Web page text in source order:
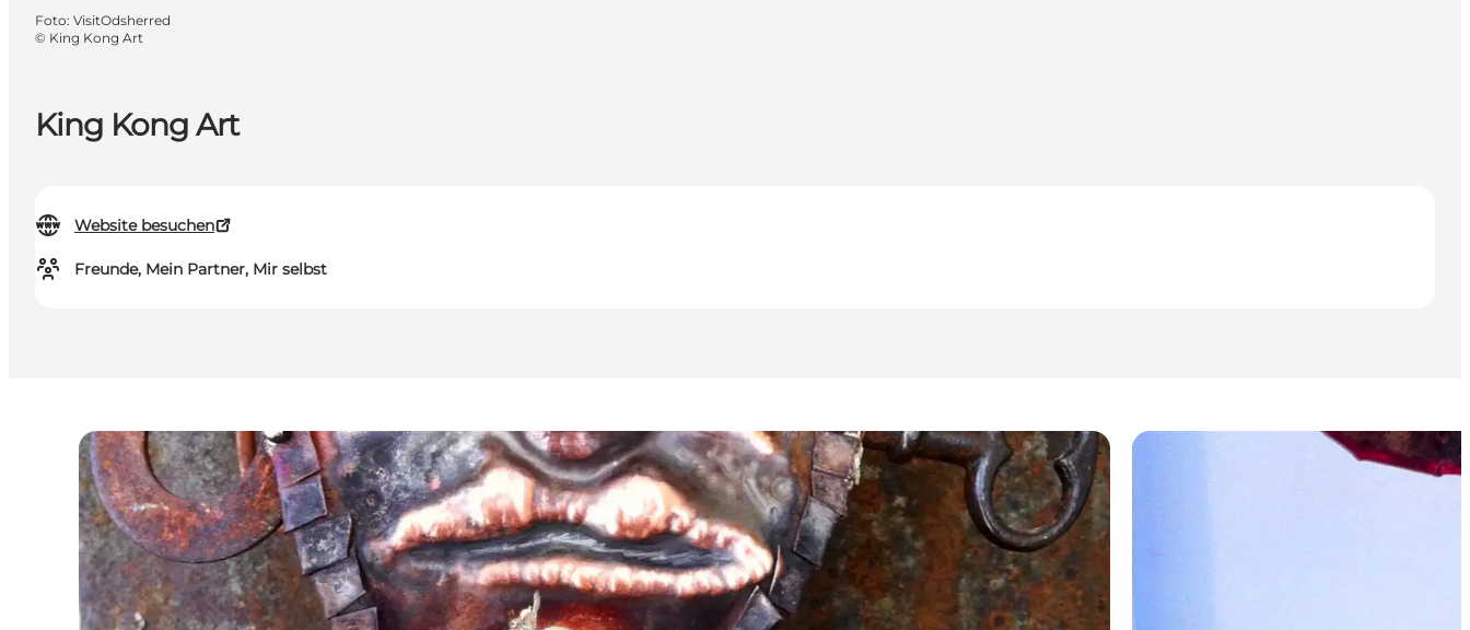
King Kong Art
Website besuchen
Freunde, Mein Partner, Mir selbst
Foto: VisitOdsherred
© King Kong Art